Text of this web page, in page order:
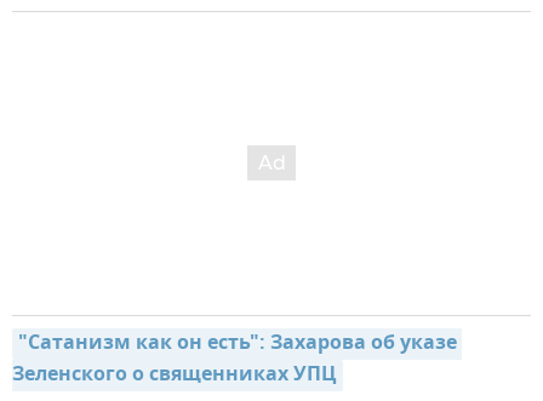
"Сатанизм как он есть": Захарова об указе
Зеленского о священниках УПЦ